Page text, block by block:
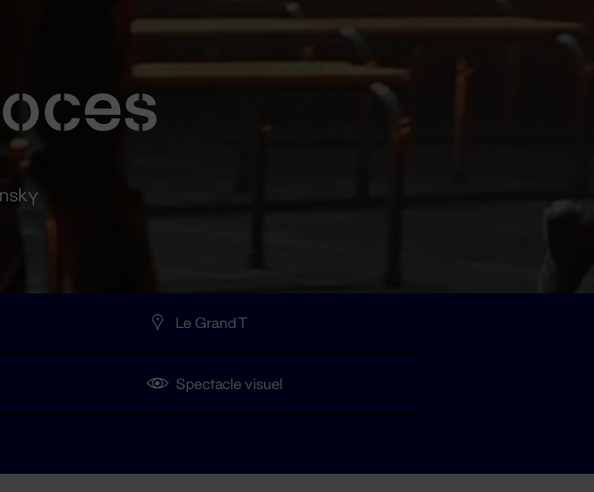
Le Grand T
Spectacle visuel